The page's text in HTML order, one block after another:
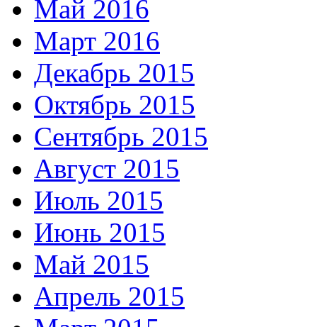
Май 2016
Март 2016
Декабрь 2015
Октябрь 2015
Сентябрь 2015
Август 2015
Июль 2015
Июнь 2015
Май 2015
Апрель 2015